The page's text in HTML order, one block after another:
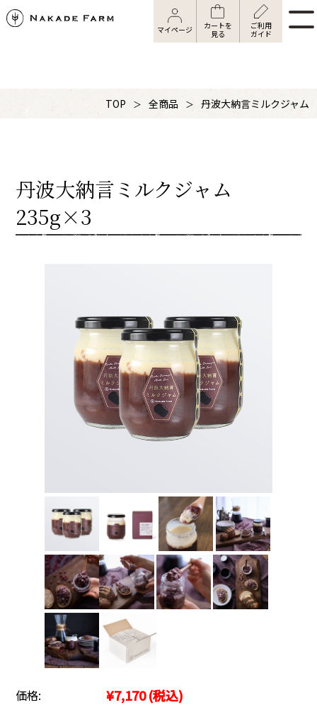
マイページ
カートを
見る
ご利用
ガイド
TOP 全商品 丹波大納言ミルクジャム
丹波大納言ミルクジャム
235g×3
価格: ¥7,170(税込)